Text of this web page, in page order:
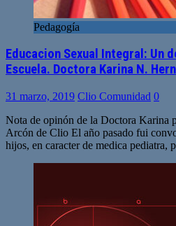
Pedagogía
Educacion Sexual Integral: Un
Escuela. Doctora Karina N.
31 marzo, 2019 Clio Comunidad 0
Nota de opinón de la Doctora Karina
Arcón de Clio El año pasado fui
hijos, en caracter de medica pediatra,